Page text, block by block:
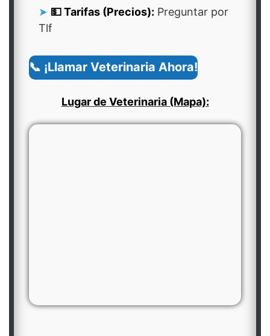
💵 Tarifas (Precios): Preguntar por
Tlf
📞 ¡Llamar Veterinaria Ahora!
Lugar de Veterinaria (Mapa):